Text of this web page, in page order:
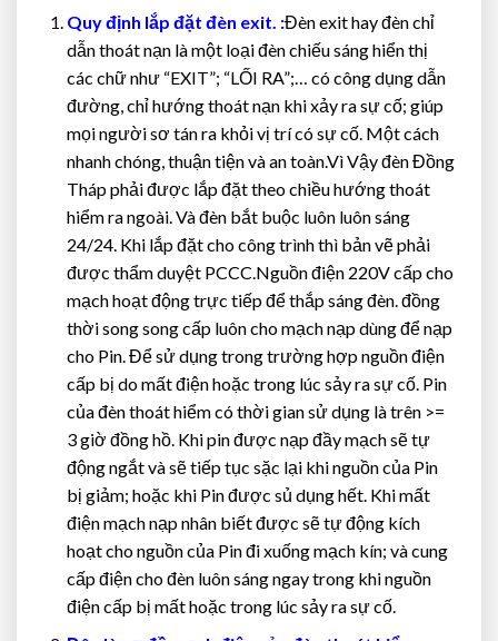
Quy định lắp đặt đèn exit. :Đèn exit hay đèn chỉ
dẫn thoát nạn là một loại đèn chiếu sáng hiển thị
các chữ như “EXIT”; “LỐI RA”;… có công dụng dẫn
đường, chỉ hướng thoát nạn khi xảy ra sự cố; giúp
mọi người sơ tán ra khỏi vị trí có sự cố. Một cách
nhanh chóng, thuận tiện và an toàn.Vì Vậy đèn Đồng
Tháp phải được lắp đặt theo chiều hướng thoát
hiểm ra ngoài. Và đèn bắt buộc luôn luôn sáng
24/24. Khi lắp đặt cho công trình thì bản vẽ phải
được thẩm duyệt PCCC.Nguồn điện 220V cấp cho
mạch hoạt động trực tiếp để thắp sáng đèn. đồng
thời song song cấp luôn cho mạch nạp dùng để nạp
cho Pin. Để sử dụng trong trường hợp nguồn điện
cấp bị do mất điện hoặc trong lúc sảy ra sự cố. Pin
của đèn thoát hiểm có thời gian sử dụng là trên >=
3 giờ đồng hồ. Khi pin được nạp đầy mạch sẽ tự
động ngắt và sẽ tiếp tục sặc lại khi nguồn của Pin
bị giảm; hoặc khi Pin được sủ dụng hết. Khi mất
điện mạch nạp nhân biết được sẽ tự động kích
hoạt cho nguồn của Pin đi xuống mạch kín; và cung
cấp điện cho đèn luôn sáng ngay trong khi nguồn
điện cấp bị mất hoặc trong lúc sảy ra sự cố.